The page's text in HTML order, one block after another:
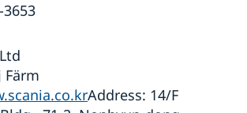
3653
Färm
Address: 14/F